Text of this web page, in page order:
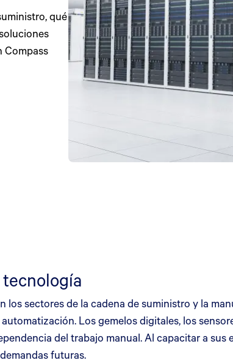
qué
Compass
los sectores de la cadena de suministro y la
Los gemelos digitales, los
del trabajo manual. Al capacitar a
futuras.